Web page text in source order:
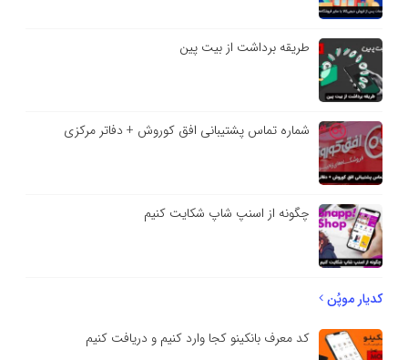
طریقه برداشت از بیت پین
شماره تماس پشتیبانی افق کوروش + دفاتر مرکزی
چگونه از اسنپ شاپ شکایت کنیم
کدیار موپُن
کد معرف بانکینو کجا وارد کنیم و دریافت کنیم